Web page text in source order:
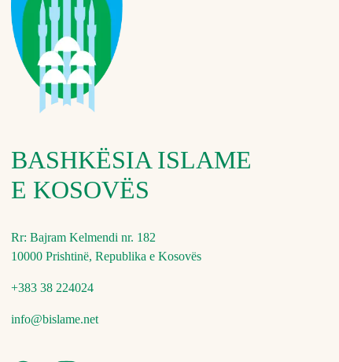
BASHKËSIA ISLAME
E KOSOVËS
Rr: Bajram Kelmendi nr. 182
10000 Prishtinë, Republika e Kosovës
+383 38 224024
info@bislame.net